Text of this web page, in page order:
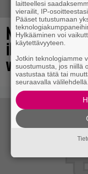
No johan
ilmestynyt
valtavasti
laitteellesi
vierailit, IP-
Pääset tutustumaan
Hylkääminen voi
käytettävyyteen.
Jotkin teknologiamme
suostumusta, jos niillä
vastustaa tätä tai
seuraavalla välilehdellä.